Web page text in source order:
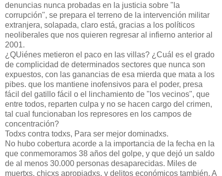
denuncias nunca probadas en la justicia sobre "la
corrupción", se prepara el terreno de la intervención militar
extranjera, solapada, claro está, gracias a los políticos
neoliberales que nos quieren regresar al infierno anterior al
2001.
¿QUiénes metieron el paco en las villas? ¿Cuál es el grado
de complicidad de determinados sectores que nunca son
expuestos, con las ganancias de esa mierda que mata a los
pibes. que los mantiene inofensivos para el poder, presa
fácil del gatillo fácil o el linchamiento de "los vecinos", que
entre todos, reparten culpa y no se hacen cargo del crimen,
tal cual funcionaban los represores en los campos de
concentración?
Todxs contra todxs, Para ser mejor dominadxs.
No hubo cobertura acorde a la importancia de la fecha en la
que conmemoramos 38 años del golpe, y que dejó un saldo
de al menos 30.000 personas desaparecidas. Miles de
muertxs, chicxs apropiadxs, y delitos económicos también. A